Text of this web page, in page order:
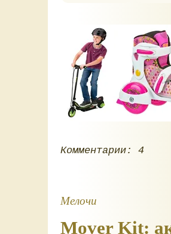
Комментарии: 4
Мелочи
Mover Kit: